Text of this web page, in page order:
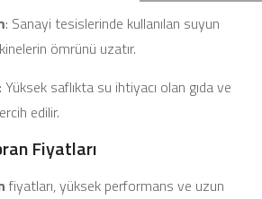
: Sanayi tesislerinde kullanılan suyun
ömrünü uzatır.
: Yüksek saflıkta su ihtiyacı olan gıda ve
edilir.
Fiyatları
fiyatları, yüksek performans ve uzun